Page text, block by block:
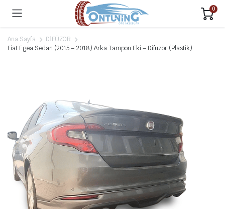
0
Ana Sayfa
DİFÜZÖR
Fiat Egea Sedan (2015 – 2018) Arka Tampon Eki – Difüzör (Plastik)